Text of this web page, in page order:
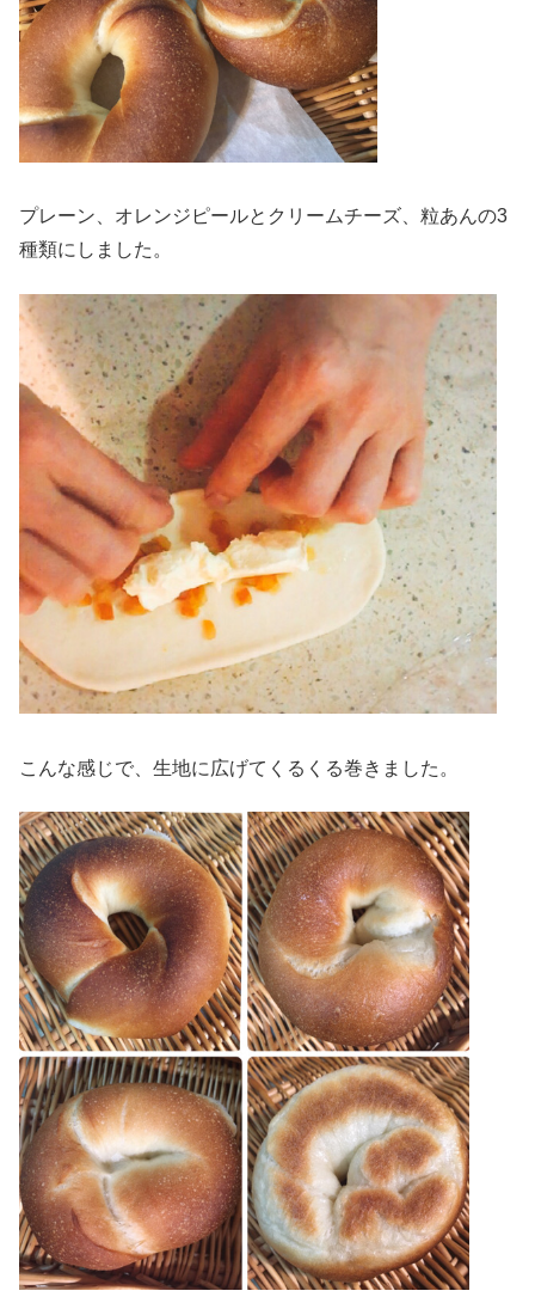
プレーン、オレンジピールとクリームチーズ、粒あんの3
種類にしました。
こんな感じで、生地に広げてくるくる巻きました。